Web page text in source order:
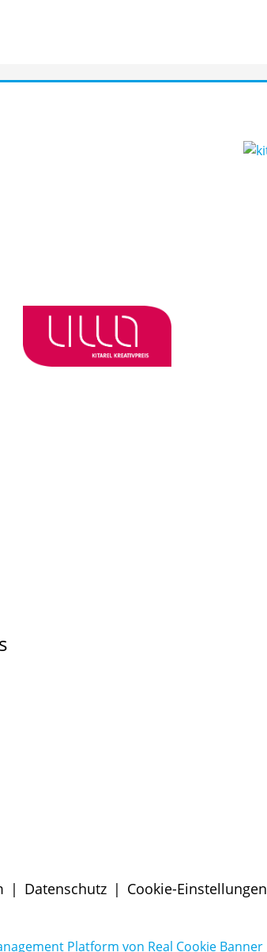
| Datenschutz | Cookie-Einstellungen
Platform von Real Cookie Banner